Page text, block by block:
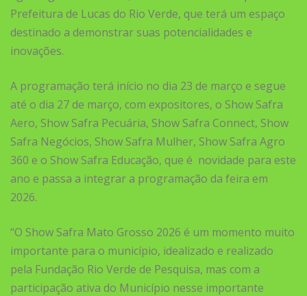
Prefeitura de Lucas do Rio Verde, que terá um espaço
destinado a demonstrar suas potencialidades e
inovações.
A programação terá início no dia 23 de março e segue
até o dia 27 de março, com expositores, o Show Safra
Aero, Show Safra Pecuária, Show Safra Connect, Show
Safra Negócios, Show Safra Mulher, Show Safra Agro
360 e o Show Safra Educação, que é novidade para este
ano e passa a integrar a programação da feira em
2026.
“O Show Safra Mato Grosso 2026 é um momento muito
importante para o município, idealizado e realizado
pela Fundação Rio Verde de Pesquisa, mas com a
participação ativa do Município nesse importante